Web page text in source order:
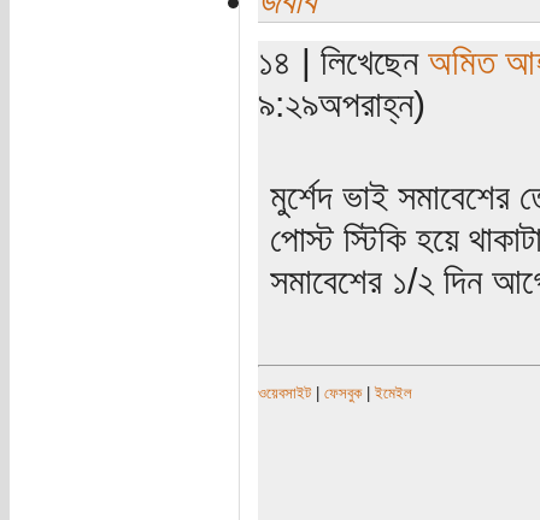
১৪ | লিখেছেন অমিত
৯:২৯অপরাহ্ন)
মুর্শেদ ভাই
পোস্ট স্টিকি হয়ে
সমাবেশের ১/২ দিন
ওয়েবসাইট| ফেসবুক|ইমেইল